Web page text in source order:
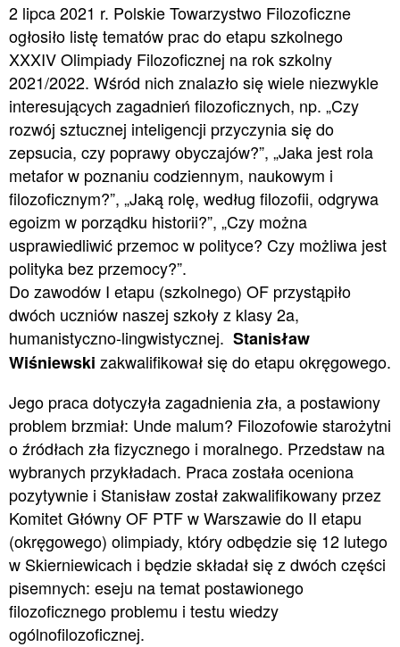
2 lipca 2021 r. Polskie Towarzystwo Filozoficzne
ogłosiło listę tematów prac do etapu szkolnego
XXXIV Olimpiady Filozoficznej na rok szkolny
2021/2022. Wśród nich znalazło się wiele niezwykle
interesujących zagadnień filozoficznych, np. „Czy
rozwój sztucznej inteligencji przyczynia się do
zepsucia, czy poprawy obyczajów?”, „Jaka jest rola
metafor w poznaniu codziennym, naukowym i
filozoficznym?”, „Jaką rolę, według filozofii, odgrywa
egoizm w porządku historii?”, „Czy można
usprawiedliwić przemoc w polityce? Czy możliwa jest
polityka bez przemocy?”.
Do zawodów I etapu (szkolnego) OF przystąpiło
dwóch uczniów naszej szkoły z klasy 2a,
humanistyczno-lingwistycznej. Stanisław
Wiśniewski zakwalifikował się do etapu okręgowego.
Jego praca dotyczyła zagadnienia zła, a postawiony
problem brzmiał: Unde malum? Filozofowie starożytni
o źródłach zła fizycznego i moralnego. Przedstaw na
wybranych przykładach. Praca została oceniona
pozytywnie i Stanisław został zakwalifikowany przez
Komitet Główny OF PTF w Warszawie do II etapu
(okręgowego) olimpiady, który odbędzie się 12 lutego
w Skierniewicach i będzie składał się z dwóch części
pisemnych: eseju na temat postawionego
filozoficznego problemu i testu wiedzy
ogólnofilozoficznej.